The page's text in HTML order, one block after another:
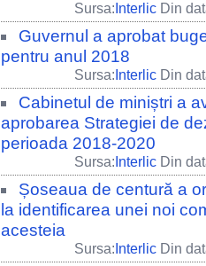
Sursa: Interlic Din
Guvernul a aprobat
pentru anul 2018
Sursa: Interlic Din
Cabinetul de miniștri a
aprobarea Strategiei de
perioada 2018-2020
Sursa: Interlic Din
Șoseaua de centură a
la identificarea unei noi
acesteia
Sursa: Interlic Din